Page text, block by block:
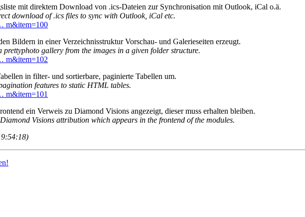
mit direktem Download von .ics-Dateien zur Synchronisation mit Outlook, iCal o.ä.
download of .ics files to sync with Outlook, iCal etc.
m&item=100
Bildern in einer Verzeichnisstruktur Vorschau- und Galerieseiten erzeugt.
gallery from the images in a given folder structure.
m&item=102
in filter- und sortierbare, paginierte Tabellen um.
features to static HTML tables.
m&item=101
ein Verweis zu Diamond Visions angezeigt, dieser muss erhalten bleiben.
Visions attribution which appears in the frontend of the modules.